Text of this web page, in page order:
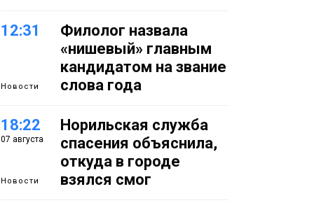
12:31
Новости
Филолог назвала
«нишевый» главным
кандидатом на звание
слова года
18:22
07 августа
Новости
Норильская служба
спасения объяснила,
откуда в городе
взялся смог